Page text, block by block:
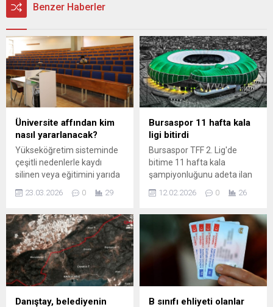
Benzer Haberler
Üniversite affından kim
nasıl yararlanacak?
Yükseköğretim sisteminde
çeşitli nedenlerle kaydı
silinen veya eğitimini yarıda
bırakan binlerce kişiyi
ilgilendiren yasal
AKP tarafından hazırlanan
taslak, üniversitelerdeki
dosya yoğunluğunu
azaltmayı ve belirli kriterleri
...
23.03.2026 0 29
Bursaspor 11 hafta kala
ligi bitirdi
Bursaspor TFF 2. Lig'de
bitime 11 hafta kala
şampiyonluğunu adeta ilan
etti.Süper Lig'in eski
şampiyonu, resmi sosyal
arda yayımladığı videolarla
camiaya şampiyonluk
mesajı verdi.Videoda teknik
heyet, futbolcular ve
12.02.2026 0 26
Danıştay, belediyenin
B sınıfı ehliyeti olanlar